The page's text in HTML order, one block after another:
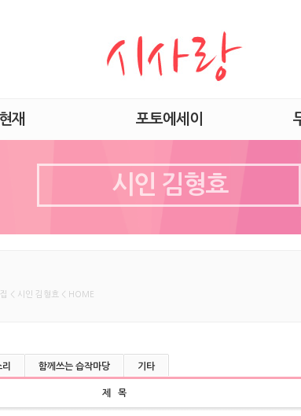
현재 포토에세이
시인 김형효
< 시인 김형효 < HOME
함께쓰는 습작마당 기타
제 목